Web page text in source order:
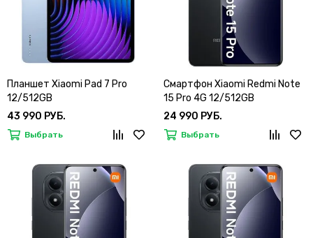
Планшет Xiaomi Pad 7 Pro
12/512GB
43 990 РУБ.
Выбрать
Смартфон Xiaomi Redmi Note
15 Pro 4G 12/512GB
24 990 РУБ.
Выбрать